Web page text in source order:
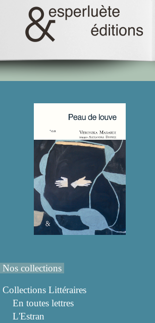
Nos collections
Collections Littéraires
En toutes lettres
L'Estran